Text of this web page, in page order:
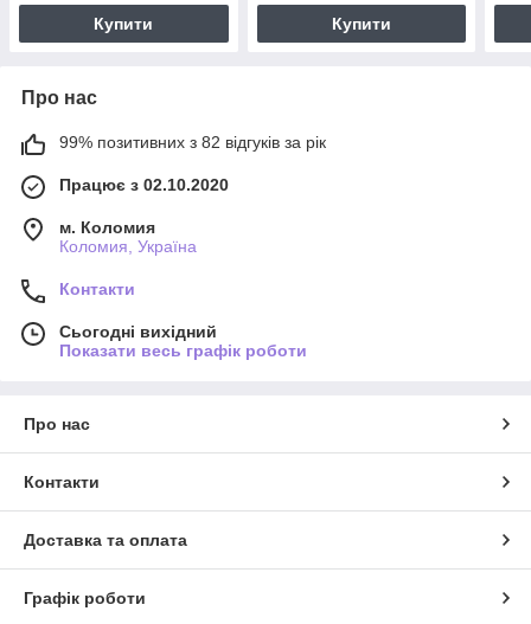
Купити Купити
Про нас
99% позитивних з 82 відгуків за рік
Працює з 02.10.2020
м. Коломия
Коломия, Україна
Контакти
Сьогодні вихідний
Показати весь графік роботи
Про нас
Контакти
Доставка та оплата
Графік роботи